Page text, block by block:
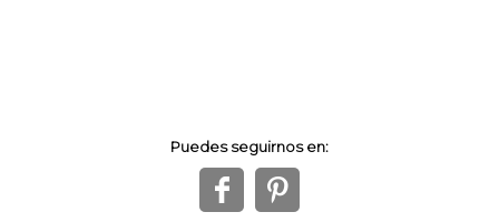
Puedes seguirnos en:
f 1